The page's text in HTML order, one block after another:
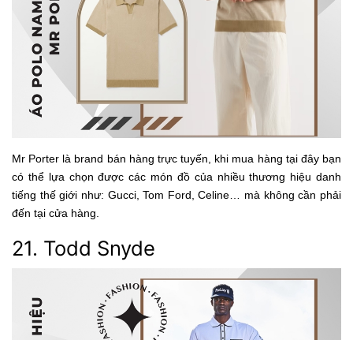
Mr Porter là brand bán hàng trực tuyến, khi mua hàng tại đây bạn
có thể lựa chọn được các món đồ của nhiều thương hiệu danh
tiếng thế giới như: Gucci, Tom Ford, Celine… mà không cần phải
đến tại cửa hàng.
21. Todd Snyde